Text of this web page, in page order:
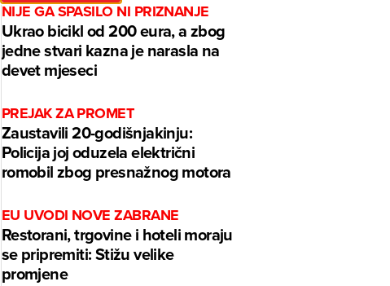
NIJE GA SPASILO NI PRIZNANJE
Ukrao bicikl od 200 eura, a zbog
jedne stvari kazna je narasla na
devet mjeseci
PREJAK ZA PROMET
Zaustavili 20-godišnjakinju:
Policija joj oduzela električni
romobil zbog presnažnog motora
EU UVODI NOVE ZABRANE
Restorani, trgovine i hoteli moraju
se pripremiti: Stižu velike
promjene